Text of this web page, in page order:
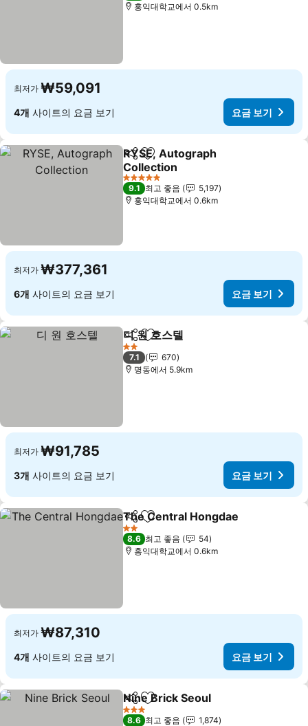
홍익대학교에서 0.5km
최저가 ₩59,091
4개 사이트의 요금 보기 요금 보기
공유 즐겨찾기에 추가
RYSE, Autograph
Collection
요금 보기
5 성급
9.1 최고 좋음
5,197
홍익대학교에서 0.6km
최저가 ₩377,361
6개 사이트의 요금 보기 요금 보기
공유 즐겨찾기에 추가
디 원 호스텔
2 성급
7.1
670
명동에서 5.9km
최저가 ₩91,785
3개 사이트의 요금 보기 요금 보기
공유 즐겨찾기에 추가
The Central Hongdae
2 성급
8.6 최고 좋음
54
홍익대학교에서 0.6km
최저가 ₩87,310
4개 사이트의 요금 보기 요금 보기
공유 즐겨찾기에 추가
Nine Brick Seoul
3 성급
8.6 최고 좋음
1,874